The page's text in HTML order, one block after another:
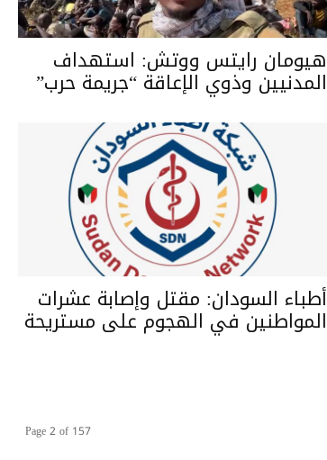
هيومان رايتس ووتش: استهداف
المدنيين وذوي الإعاقة “جريمة حرب”
أطباء السودان: مقتل وإصابة عشرات
المواطنين في الهجوم على مستريحة
Page 2 of 157